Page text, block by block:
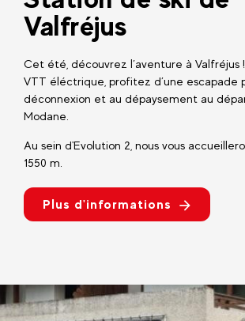
Valfréjus
Cet été, découvrez l’aventure à Valfréjus
VTT éléctrique, profitez d’une escapade
déconnexion et au dépaysement au
Modane.
Au sein d'Evolution 2, nous vous
1550 m.
Plus d'informations